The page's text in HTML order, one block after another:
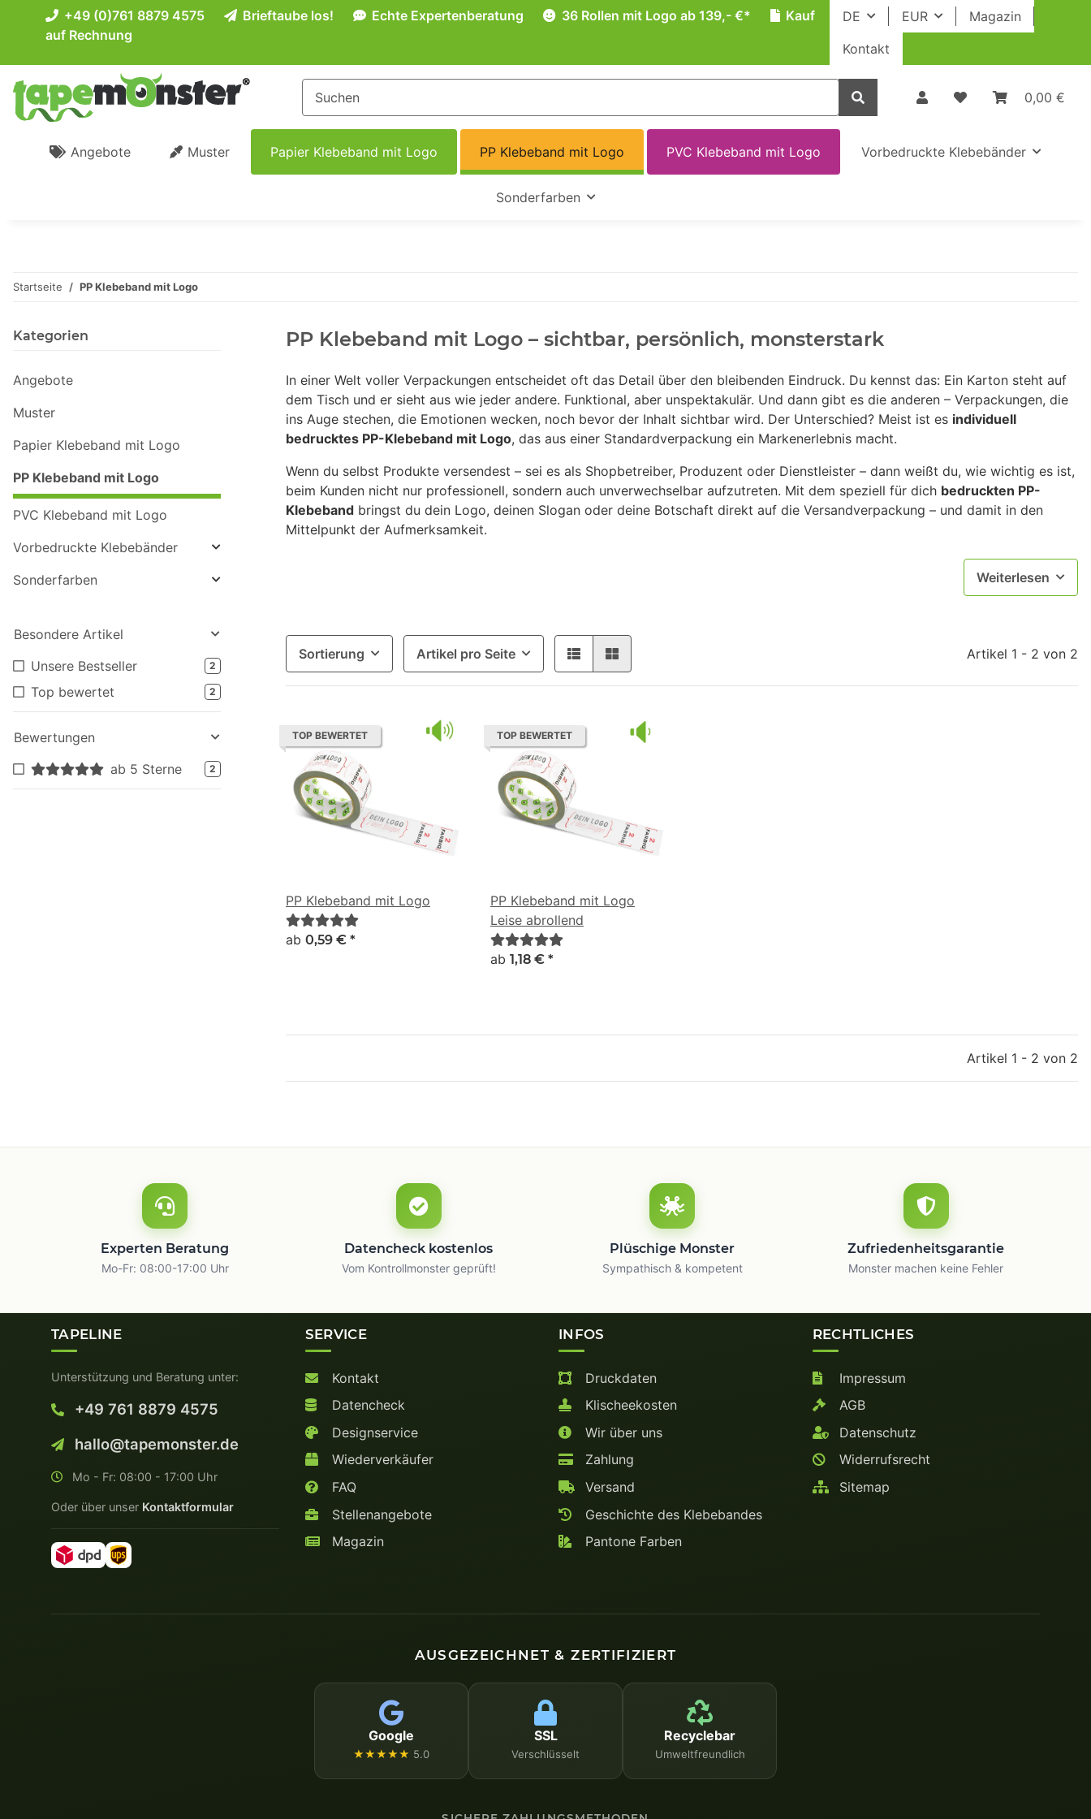
DE EUR
Magazin
Kontakt
+49 (0)761 8879 4575 Brieftaube los! Echte Expertenberatung 36 Rollen mit Logo ab 139,- €*
Kauf
auf Rechnung
0,00 €
Angebote Muster Papier Klebeband mit Logo PP Klebeband mit Logo PVC Klebeband mit Logo Vorbedruckte Klebebänder
Sonderfarben
Startseite PP Klebeband mit Logo
PP Klebeband mit Logo – sichtbar, persönlich, monsterstark
In einer Welt voller Verpackungen entscheidet oft das Detail über den bleibenden Eindruck. Du kennst das: Ein Karton steht auf
dem Tisch und er sieht aus wie jeder andere. Funktional, aber unspektakulär. Und dann gibt es die anderen – Verpackungen, die
ins Auge stechen, die Emotionen wecken, noch bevor der Inhalt sichtbar wird. Der Unterschied? Meist ist es individuell
bedrucktes PP-Klebeband mit Logo, das aus einer Standardverpackung ein Markenerlebnis macht.
Wenn du selbst Produkte versendest – sei es als Shopbetreiber, Produzent oder Dienstleister – dann weißt du, wie wichtig es ist,
beim Kunden nicht nur professionell, sondern auch unverwechselbar aufzutreten. Mit dem speziell für dich bedruckten PP-
Klebeband bringst du dein Logo, deinen Slogan oder deine Botschaft direkt auf die Versandverpackung – und damit in den
Mittelpunkt der Aufmerksamkeit.
Weiterlesen
Sortierung Artikel pro Seite Artikel 1 - 2 von 2
TOP BEWERTET
PP Klebeband mit Logo
ab 0,59 € *
TOP BEWERTET
PP Klebeband mit Logo
Leise abrollend
ab 1,18 € *
Artikel 1 - 2 von 2
Kategorien
Angebote
Muster
Papier Klebeband mit Logo
PP Klebeband mit Logo
PVC Klebeband mit Logo
Vorbedruckte Klebebänder
Sonderfarben
Besondere Artikel
Unsere Bestseller
2
Top bewertet 2
Bewertungen
ab 5 Sterne
2
Experten Beratung
Mo-Fr: 08:00-17:00 Uhr
Datencheck kostenlos
Vom Kontrollmonster geprüft!
Plüschige Monster
Sympathisch & kompetent
Zufriedenheitsgarantie
Monster machen keine Fehler
TAPELINE
Unterstützung und Beratung unter:
+49 761 8879 4575
hallo@tapemonster.de
Mo - Fr: 08:00 - 17:00 Uhr
Oder über unser Kontaktformular
SERVICE
Kontakt
Datencheck
Designservice
Wiederverkäufer
FAQ
Stellenangebote
Magazin
INFOS
Druckdaten
Klischeekosten
Wir über uns
Zahlung
Versand
Geschichte des Klebebandes
Pantone Farben
RECHTLICHES
Impressum
AGB
Datenschutz
Widerrufsrecht
Sitemap
AUSGEZEICHNET & ZERTIFIZIERT
Google
★★★★★ 5.0
SSL
Verschlüsselt
Recyclebar
Umweltfreundlich
von tapemonster.de